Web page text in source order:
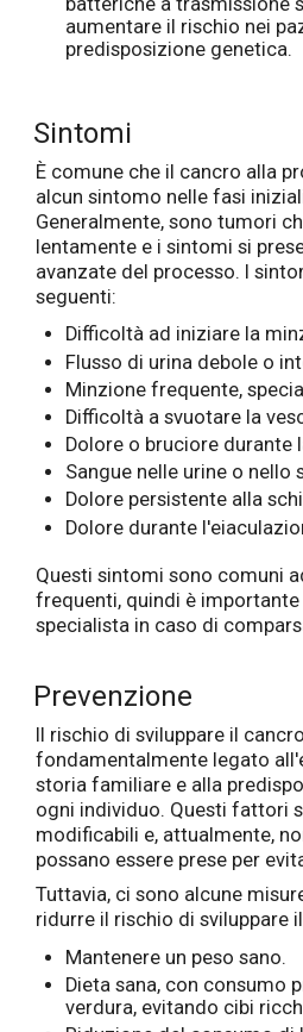
aumentare il rischio nei
predisposizione genetica.
Sintomi
È comune che il cancro alla
alcun sintomo nelle fasi
Generalmente, sono tumori
lentamente e i sintomi si
avanzate del processo. I
seguenti:
Difficoltà ad iniziare la
Flusso di urina debole o
Minzione frequente,
Difficoltà a svuotare la
Dolore o bruciore durante
Sangue nelle urine o nello
Dolore persistente alla
Dolore durante
Questi sintomi sono comuni
frequenti, quindi è
specialista in caso di
Prevenzione
Il rischio di sviluppare il
fondamentalmente legato
storia familiare e alla
ogni individuo. Questi fattori
modificabili e, attualmente,
possano essere prese per
Tuttavia, ci sono alcune
ridurre il rischio di sviluppare
Mantenere un peso sano.
Dieta sana, con consumo
verdura, evitando cibi